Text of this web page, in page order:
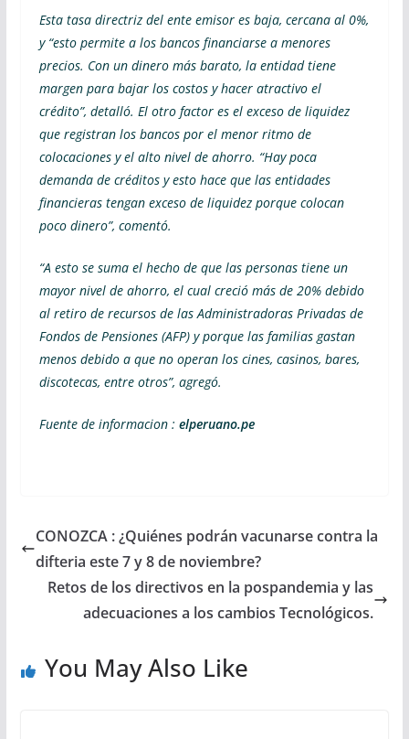
Esta tasa directriz del ente emisor es baja, cercana al 0%,
y “esto permite a los bancos financiarse a menores
precios. Con un dinero más barato, la entidad tiene
margen para bajar los costos y hacer atractivo el
crédito”, detalló. El otro factor es el exceso de liquidez
que registran los bancos por el menor ritmo de
colocaciones y el alto nivel de ahorro. “Hay poca
demanda de créditos y esto hace que las entidades
financieras tengan exceso de liquidez porque colocan
poco dinero”, comentó.
“A esto se suma el hecho de que las personas tiene un
mayor nivel de ahorro, el cual creció más de 20% debido
al retiro de recursos de las Administradoras Privadas de
Fondos de Pensiones (AFP) y porque las familias gastan
menos debido a que no operan los cines, casinos, bares,
discotecas, entre otros”, agregó.
Fuente de informacion : elperuano.pe
CONOZCA : ¿Quiénes podrán vacunarse contra la
difteria este 7 y 8 de noviembre?
Retos de los directivos en la pospandemia y las
adecuaciones a los cambios Tecnológicos.
You May Also Like